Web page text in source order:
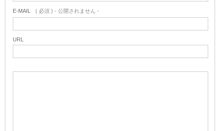
E-MAIL ( 必須 ) - 公開されません -
URL